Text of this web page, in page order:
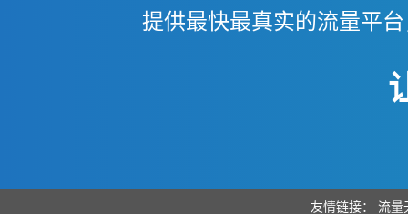
提供最快最真实的流量平
友情链接： 流量